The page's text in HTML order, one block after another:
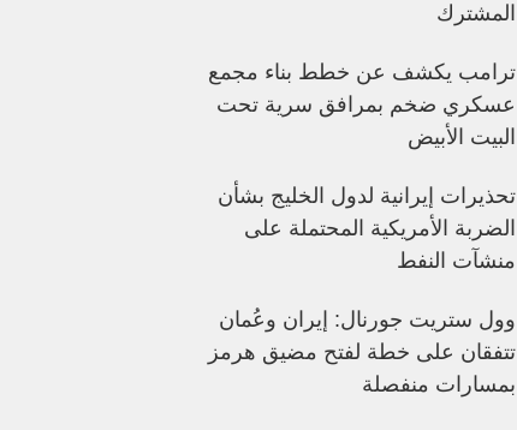
المشترك
ترامب يكشف عن خطط بناء مجمع
عسكري ضخم بمرافق سرية تحت
البيت الأبيض
تحذيرات إيرانية لدول الخليج بشأن
الضربة الأمريكية المحتملة على
منشآت النفط
وول ستريت جورنال: إيران وعُمان
تتفقان على خطة لفتح مضيق هرمز
بمسارات منفصلة